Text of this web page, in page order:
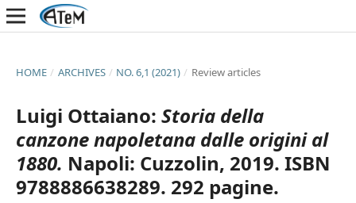
HOME / ARCHIVES / NO. 6,1 (2021) / Review articles
Luigi Ottaiano: Storia della
canzone napoletana dalle origini al
1880. Napoli: Cuzzolin, 2019. ISBN
9788886638289. 292 pagine.